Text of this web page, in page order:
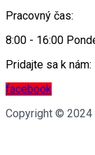
Pracovný čas:
8:00 - 16:00
Pridajte sa k nám:
facebook
Copyright © 2024